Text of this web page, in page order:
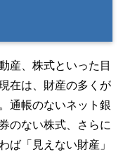
産、株式といった目
在は、財産の多くが
通帳のないネット銀
のない株式、さらに
ば「見えない財産」